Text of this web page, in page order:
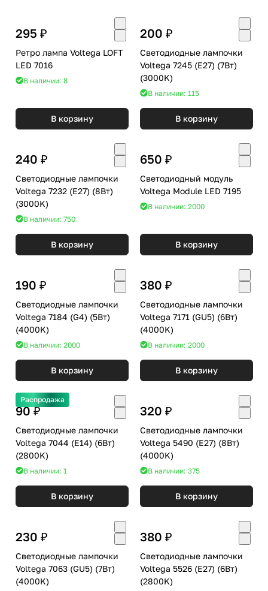
295 ₽
Ретро лампа Voltega LOFT
LED 7016
В наличии: 8
В корзину
200 ₽
Светодиодные лампочки
Voltega 7245 (E27) (7Вт)
(3000K)
В наличии: 115
В корзину
240 ₽
Светодиодные лампочки
Voltega 7232 (E27) (8Вт)
(3000K)
В наличии: 750
В корзину
650 ₽
Светодиодный модуль
Voltega Module LED 7195
В наличии: 2000
В корзину
190 ₽
Светодиодные лампочки
Voltega 7184 (G4) (5Вт)
(4000K)
В наличии: 2000
В корзину
380 ₽
Светодиодные лампочки
Voltega 7171 (GU5) (6Вт)
(4000K)
В наличии: 2000
В корзину
Распродажа
90 ₽
Светодиодные лампочки
Voltega 7044 (E14) (6Вт)
(2800K)
В наличии: 1
В корзину
320 ₽
Светодиодные лампочки
Voltega 5490 (E27) (8Вт)
(4000K)
В наличии: 375
В корзину
230 ₽
Светодиодные лампочки
Voltega 7063 (GU5) (7Вт)
(4000K)
380 ₽
Светодиодные лампочки
Voltega 5526 (E27) (6Вт)
(2800K)